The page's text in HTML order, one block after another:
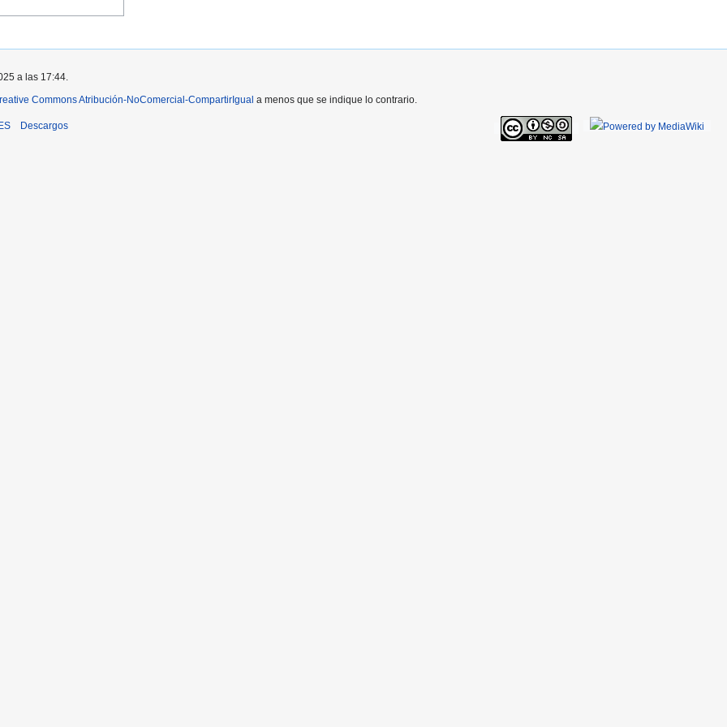
a las 17:44.
Commons Atribución-NoComercial-CompartirIgual a menos que se indique lo contrario.
Descargos